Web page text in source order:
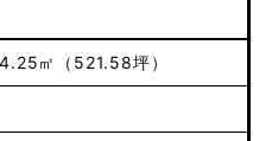
㎡（521.58坪）